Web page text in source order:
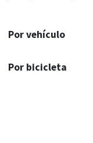
Por vehículo
Por bicicleta